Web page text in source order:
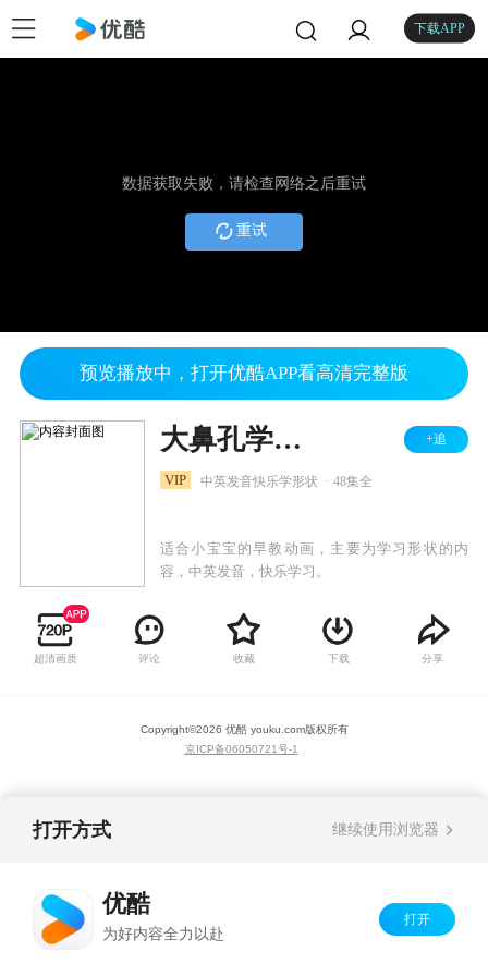
下载APP
数据获取失败，请检查网络之后重试
重试
预览播放中，打开优酷APP看高清完整版
大鼻孔学形状 +追
VIP 中英发音快乐学形状 48集全
适合小宝宝的早教动画，主要为学习形状的内
容，中英发音，快乐学习。
超清画质 评论 收藏 下载 分享
Copyright©2026 优酷 youku.com版权所有
京ICP备06050721号-1
打开方式 继续使用浏览器
优酷
为好内容全力以赴
打开